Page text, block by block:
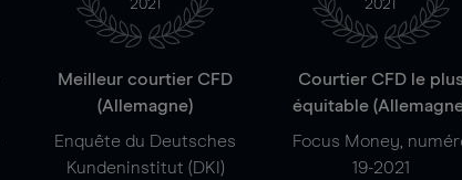
2021
Meilleur courtier CFD
(Allemagne)
Enquête du Deutsches
Kundeninstitut (DKI)
2021
Courtier CFD le plus
équitable
Focus Money,
19-2021